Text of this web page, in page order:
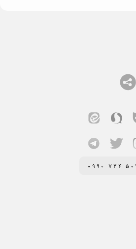
0990 724